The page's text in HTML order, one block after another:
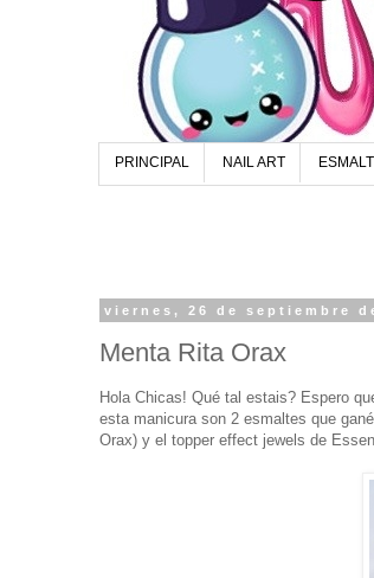
PRINCIPAL NAIL ART
viernes, 26 de septiembre
Menta Rita Orax
Hola Chicas! Qué tal estais? Espero
esta manicura son 2 esmaltes que
Orax) y el topper effect jewels de